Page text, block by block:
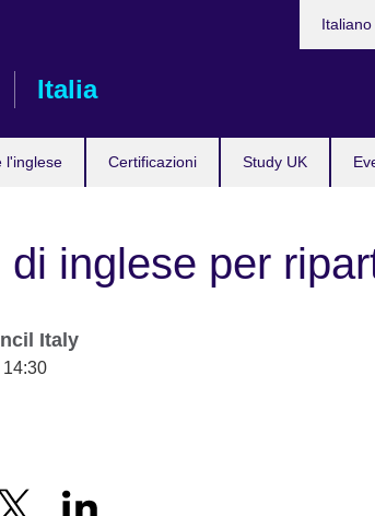
Italia
l'inglese Certificazioni Study UK
Italiano
di inglese per
Italy
14:30